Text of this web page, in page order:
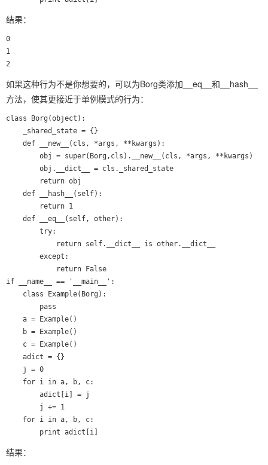
结果：
0
1
如果这种行为不是你想要的，可以为Borg类添加__eq__和__hash__
方法，使其更接近于单例模式的行为：
class Borg(object):
    _shared_state = {}
    def __new__(cls, *args, **kwargs):
        obj = super(Borg,cls).__new__(cls, *args, **kwargs)
        obj.__dict__ = cls._shared_state
        return obj
    def __hash__(self):
        return 1
    def __eq__(self, other):
        try:
            return self.__dict__ is other.__dict__
        except:
            return False
if __name__ == '__main__':
    class Example(Borg):
        pass
    a = Example()
    b = Example()
    c = Example()
    adict = {}
    j = 0
    for i in a, b, c:
        adict[i] = j
        j += 1
    for i in a, b, c:
        print adict[i]
结果：